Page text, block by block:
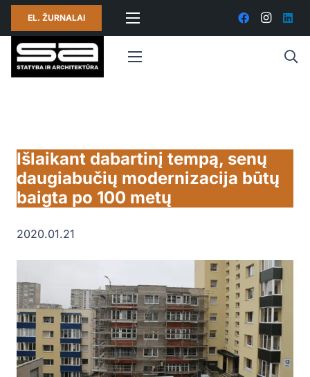
EL. ŽURNALAI
Išlaikant dabartinį tempą, senų
daugiabučių modernizacija būtų
baigta po 100 metų
2020.01.21